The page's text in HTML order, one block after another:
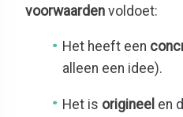
voorwaarden voldoet:
Het heeft een
alleen een idee).
Het is origineel en